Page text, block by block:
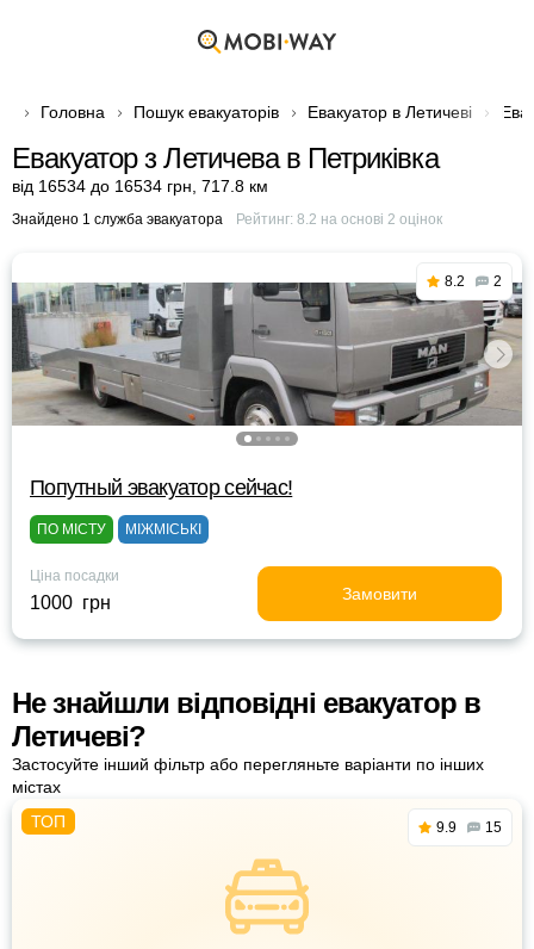
Головна Пошук евакуаторів Евакуатор в Летичеві
Евакуатор з Летичева в Петриківка
від 16534 до 16534 грн 717.8 км
Знайдено 1 служба эвакуатора Рейтинг: 8.2 на основі 2 оцінок
8.2 2
Попутный эвакуатор сейчас!
ПО МІСТУ МІЖМІСЬКІ
Ціна посадки
1000 грн Замовити
Не знайшли відповідні евакуатор в
Летичеві?
Застосуйте інший фільтр або перегляньте варіанти по інших
містах
9.9 15